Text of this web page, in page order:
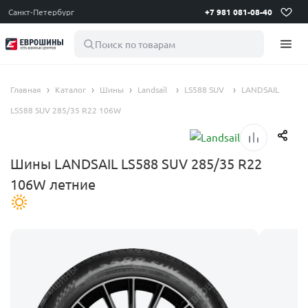
Санкт-Петербург +7 981 081-08-40
Поиск по товарам
Главная Каталог Шины Landsail LS588 SUV
LANDSAIL
LS588 SUV 285/35 R22 106W
Шины LANDSAIL LS588 SUV 285/35 R22
106W летние